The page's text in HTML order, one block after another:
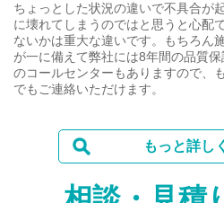
ちょっとした状況の違いで不具合が
に壊れてしまうのではと思うと心配
ないかは重大な違いです。もちろん
が一に備えて弊社には8年間の品質
のコールセンターもありますので、
でもご連絡いただけます。
もっと詳し